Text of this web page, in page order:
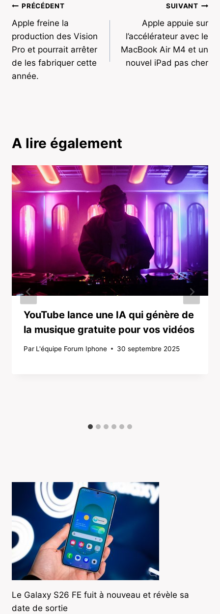
Navigation
de
l’article
PRÉCÉDENT
Apple freine la
production des Vision
Pro et pourrait arrêter
de les fabriquer cette
année.
SUIVANT
Apple appuie sur
l’accélérateur avec le
MacBook Air M4 et un
nouvel iPad pas cher
A lire également
YouTube lance une IA qui génère de
la musique gratuite pour vos vidéos
Par L'équipe Forum Iphone 30 septembre 2025
Le Galaxy S26 FE fuit à nouveau et révèle sa
date de sortie